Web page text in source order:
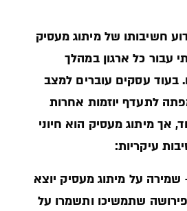
חשיבותו של מיתוג מעסיק
עבור כל ארגון במהלך
בעוד עסקים עוברים למצב
לתעדף יוזמות אחרות
אך מיתוג מעסיק הוא חיוני
עיקריות:
שמירה על מיתוג מעסיק יוצא
שתמשיכו ותשמרו על